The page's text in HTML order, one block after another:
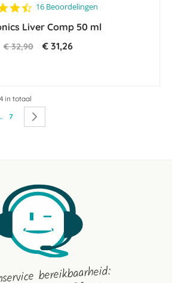
4.4
rating
16 Beoordelingen
Liver Comp 50 ml
€ 32,90 € 31,26
in totaal
pagina
Pagina
7
bereikbaarheid: